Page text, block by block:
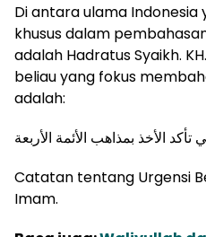
Di antara ulama Indonesia
khusus dalam
adalah Hadratus Syaikh.
beliau yang fokus
adalah:
الأخذ بمذاهب الأئمة الأربعة
Catatan tentang Urgensi
Imam.